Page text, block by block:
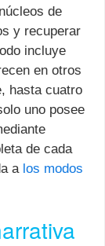
de
y recuperar
incluye
en otros
hasta cuatro
uno posee
de cada
a los modos